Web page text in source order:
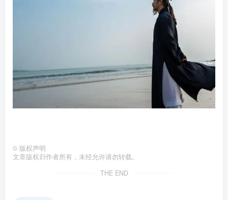
© 版权声明
文章版权归作者所有，未经允许请勿转载。
THE END